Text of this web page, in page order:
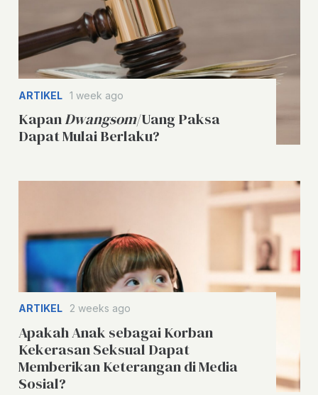
ARTIKEL 1 week ago
KapanDwangsom/Uang Paksa
Dapat Mulai Berlaku?
ARTIKEL 2 weeks ago
Apakah Anak sebagai Korban
Kekerasan Seksual Dapat
Memberikan Keterangan di Media
Sosial?